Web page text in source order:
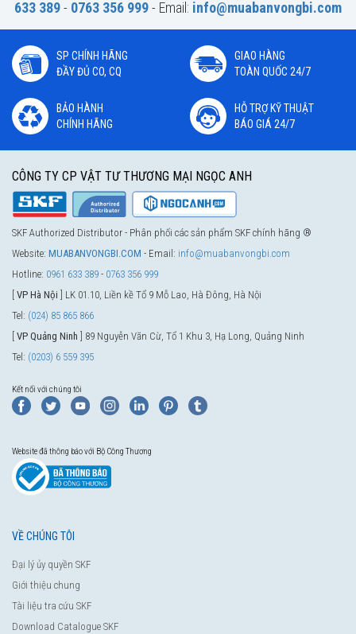
633 389- 0763 356 999- Email: info@muabanvongbi.com
SP CHÍNH HÃNG
ĐẦY ĐỦ CO, CQ
GIAO HÀNG
TOÀN QUỐC 24/7
BẢO HÀNH
CHÍNH HÃNG
HỖ TRỢ KỸ THUẬT
BÁO GIÁ 24/7
CÔNG TY CP VẬT TƯ THƯƠNG MẠI NGỌC ANH
SKF Authorized Distributor - Phân phối các sản phẩm SKF chính hãng ®
Website: MUABANVONGBI.COM - Email: info@muabanvongbi.com
Hotline: 0961 633 389 - 0763 356 999
VP Hà Nội ] LK 01.10, Liền kề Tổ 9 Mỗ Lao, Hà Đông, Hà Nội
Tel: (024) 85 865 866
VP Quảng Ninh ] 89 Nguyễn Văn Cừ, Tổ 1 Khu 3, Hạ Long, Quảng Ninh
Tel: (0203) 6 559 395
Kết nối với chúng tôi
Website đã thông báo với Bộ Công Thương
VỀ CHÚNG TÔI
Đại lý ủy quyền SKF
Giới thiệu chung
Tài liệu tra cứu SKF
Download Catalogue SKF